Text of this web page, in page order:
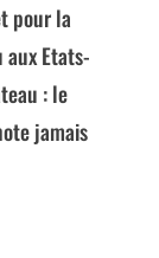
pour la
Etats-
: le
jamais